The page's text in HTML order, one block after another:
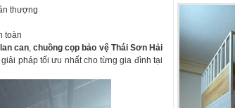
thượng
toàn
can,chuồng cọp bảo vệThái Sơn Hải
pháp tối ưu nhất cho từng gia đình tại